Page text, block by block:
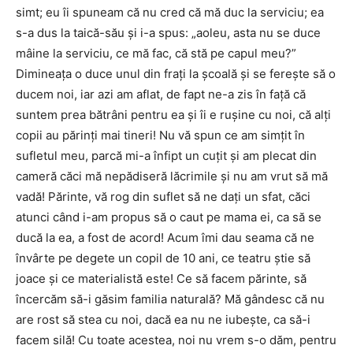
simt; eu îi spuneam că nu cred că mă duc la serviciu; ea
s-a dus la taică-său și i-a spus: „aoleu, asta nu se duce
mâine la serviciu, ce mă fac, că stă pe capul meu?”
Dimineața o duce unul din frați la școală și se ferește să o
ducem noi, iar azi am aflat, de fapt ne-a zis în față că
suntem prea bătrâni pentru ea și îi e rușine cu noi, că alți
copii au părinți mai tineri! Nu vă spun ce am simțit în
sufletul meu, parcă mi-a înfipt un cuțit și am plecat din
cameră căci mă nepădiseră lăcrimile și nu am vrut să mă
vadă! Părinte, vă rog din suflet să ne dați un sfat, căci
atunci când i-am propus să o caut pe mama ei, ca să se
ducă la ea, a fost de acord! Acum îmi dau seama că ne
învârte pe degete un copil de 10 ani, ce teatru știe să
joace și ce materialistă este! Ce să facem părinte, să
încercăm să-i găsim familia naturală? Mă gândesc că nu
are rost să stea cu noi, dacă ea nu ne iubește, ca să-i
facem silă! Cu toate acestea, noi nu vrem s-o dăm, pentru